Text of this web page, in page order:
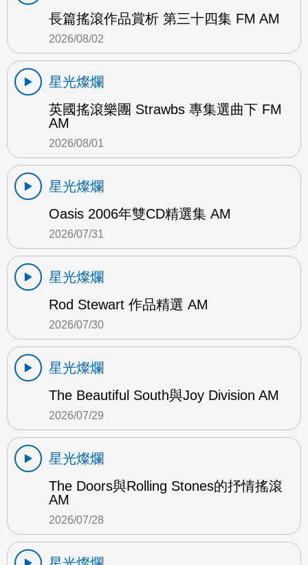
長篇搖滾作品賞析 第三十四集 FM AM
2026/08/02
星光燦爛
英國搖滾樂團 Strawbs 專集選曲下 FM
AM
2026/08/01
星光燦爛
Oasis 2006年雙CD精選集 AM
2026/07/31
星光燦爛
Rod Stewart 作品精選 AM
2026/07/30
星光燦爛
The Beautiful South與Joy Division AM
2026/07/29
星光燦爛
The Doors與Rolling Stones的抒情搖滾
AM
2026/07/28